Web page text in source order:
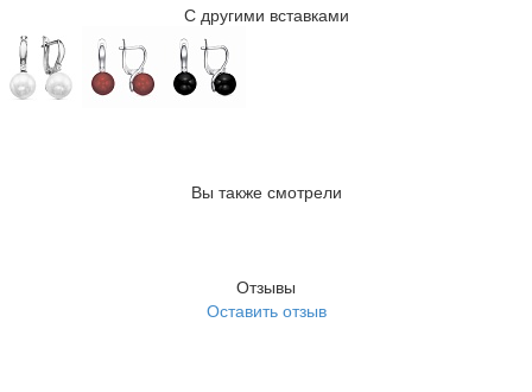
С другими вставками
Вы также смотрели
Отзывы
Оставить отзыв